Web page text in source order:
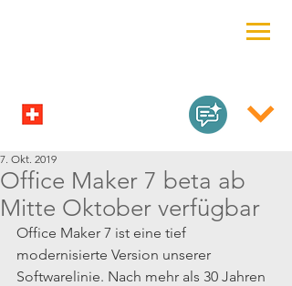
Office Maker 7 beta ab
Mitte Oktober verfügbar
7. Okt. 2019
Office Maker 7 ist eine tief
modernisierte Version unserer
Softwarelinie. Nach mehr als 30 Jahren